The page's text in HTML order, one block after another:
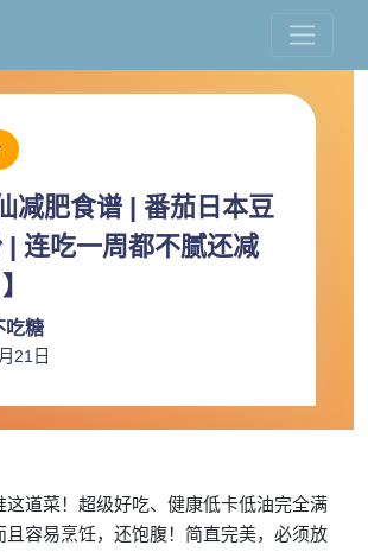
减肥食谱 | 番茄日本豆
| 连吃一周都不腻还减
吃糖
21日
这道菜！超级好吃、健康低卡低油完全满
且容易烹饪，还饱腹！简直完美，必须放